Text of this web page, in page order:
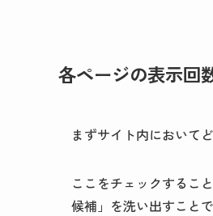
各ページの表示回
まずサイト内において
ここをチェックするこ
候補」を洗い出すこと